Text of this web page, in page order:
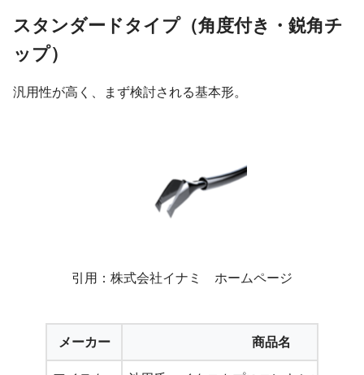
スタンダードタイプ（角度付き・鋭角チ
ップ）
汎用性が高く、まず検討される基本形。
引用：株式会社イナミ ホームページ
メーカー 商品名